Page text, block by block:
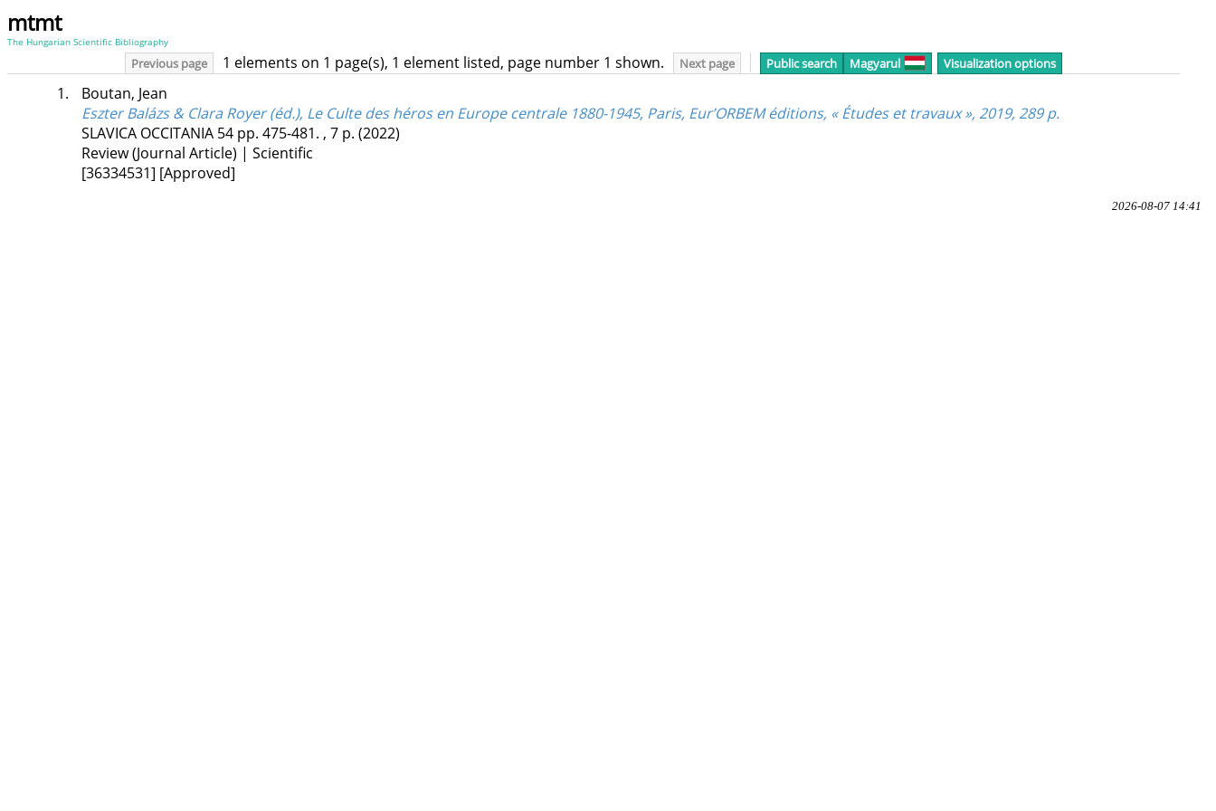
mtmt
The Hungarian Scientific Bibliography
Previous page 1 elements on 1 page(s), 1 element listed, page number 1 shown. Next page Public search Magyarul Visualization options
1.
Boutan, Jean
Eszter Balázs & Clara Royer (éd.), Le Culte des héros en Europe centrale 1880-1945, Paris, Eur’ORBEM éditions, « Études et travaux », 2019, 289 p.
SLAVICA OCCITANIA 54 pp. 475-481. , 7 p. (2022)
Review (Journal Article) | Scientific
[36334531] [Approved]
2026-08-07 14:41